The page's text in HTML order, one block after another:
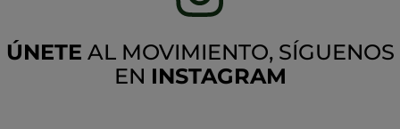
ÚNETE AL MOVIMIENTO, SÍGUENOS
EN INSTAGRAM